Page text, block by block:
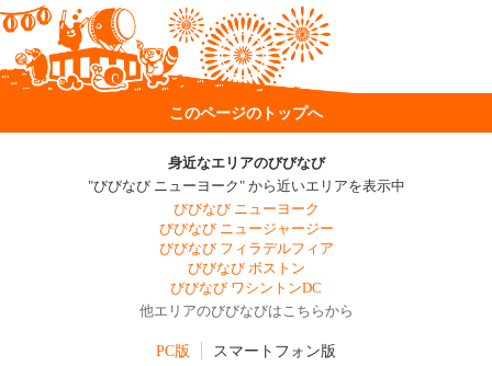
このページのトップへ
身近なエリアのびびなび
"びびなび ニューヨーク" から近いエリアを表示中
びびなび ニューヨーク
びびなび ニュージャージー
びびなび フィラデルフィア
びびなび ボストン
びびなび ワシントンDC
他エリアのびびなびはこちらから
PC版 スマートフォン版